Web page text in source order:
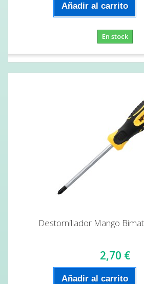
Añadir al carrito
En stock
Destornillador Mango
2,70 €
Añadir al carrito